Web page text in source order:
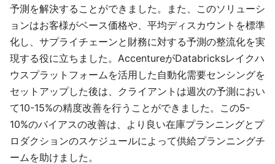
予測を解決することができました。また、このソリューシ
ョンはお客様がベース価格や、平均ディスカウントを標準
化し、サプライチェーンと財務に対する予測の整流化を実
現する役に立ちました。AccentureがDatabricksレイクハ
ウスプラットフォームを活用した自動化需要センシングを
セットアップした後は、クライアントは週次の予測におい
て10-15%の精度改善を行うことができました。この5-
10%のバイアスの改善は、より良い在庫プランニングとプ
ロダクションのスケジュールによって供給プランニングチ
ームを助けました。